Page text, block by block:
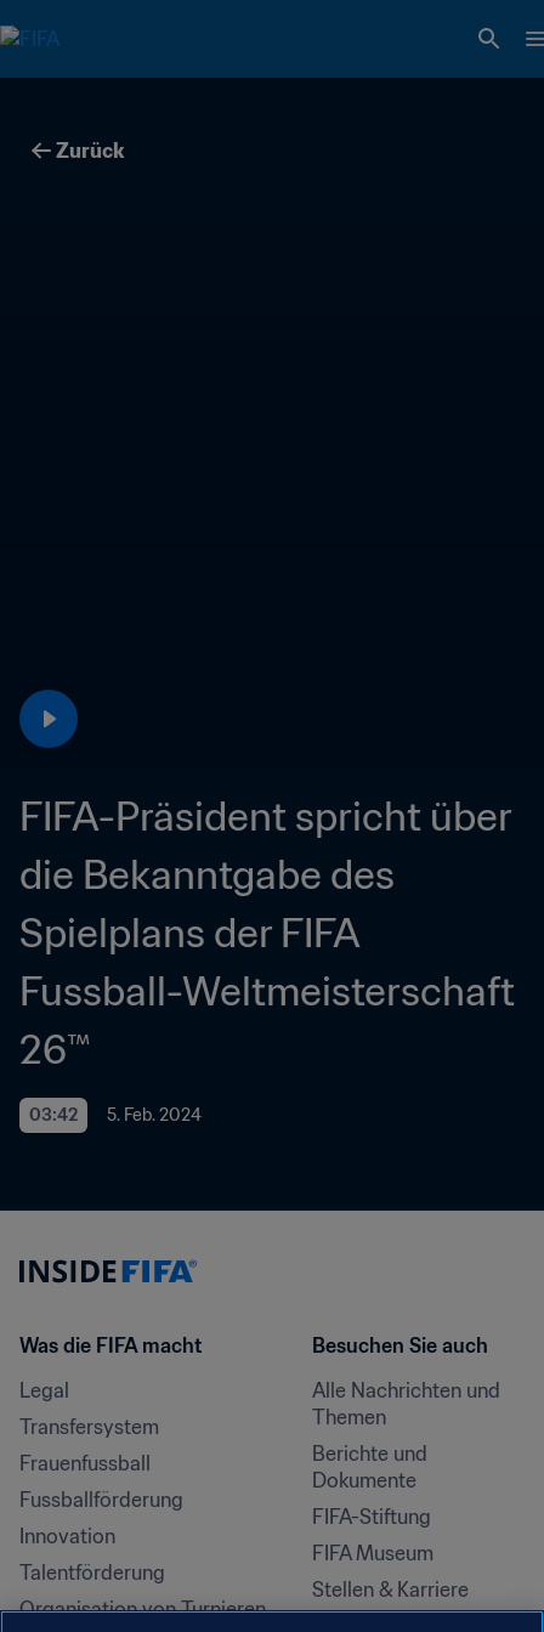
Zurück
FIFA-Präsident spricht über
die Bekanntgabe des
Spielplans der FIFA
Fussball-Weltmeisterschaft
26™
03:42 5. Feb. 2024
Was die FIFA macht
Legal
Transfersystem
Frauenfussball
Fussballförderung
Innovation
Talentförderung
Organisation von Turnieren
Besuchen Sie auch
Alle Nachrichten und
Themen
Berichte und
Dokumente
FIFA-Stiftung
FIFA Museum
Stellen & Karriere